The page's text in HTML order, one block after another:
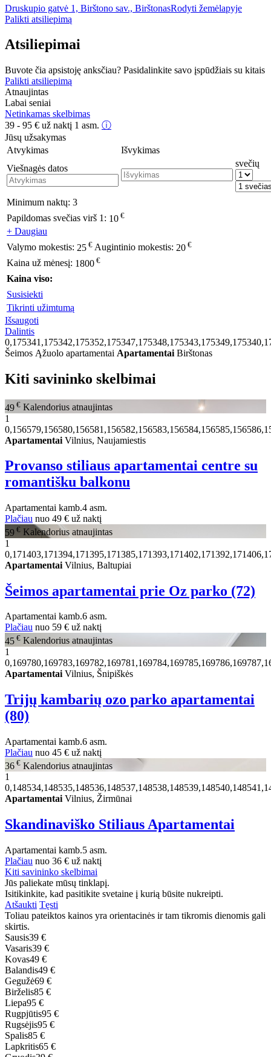
Druskupio gatvė 1, Birštono sav., BirštonasRodyti žemėlapyje
Palikti atsiliepimą
Atsiliepimai
Buvote čia apsistoję anksčiau? Pasidalinkite savo įspūdžiais su kitais
Palikti atsiliepimą
Atnaujintas
Labai seniai
Netinkamas skelbimas
39 - 95 € už naktį 1 asm. ⓘ
Jūsų užsakymas
Atvykimas
Išvykimas
Viešnagės datos
svečių
Minimum naktų: 3
Papildomas svečias virš 1: 10 €
+ Daugiau
Valymo mokestis: 25 € Augintinio mokestis: 20 €
Kaina už mėnesį: 1800 €
Kaina viso:
Susisiekti
Tikrinti užimtumą
Išsaugoti
Dalintis
Šeimos Ąžuolo apartamentai Apartamentai Birštonas
Kiti savininko skelbimai
49 € Kalendorius atnaujintas
1
Apartamentai Vilnius, Naujamiestis
Provanso stiliaus apartamentai centre su
romantišku balkonu
Apartamentai kamb.4 asm.
Plačiau nuo 49 € už naktį
59 € Kalendorius atnaujintas
1
Apartamentai Vilnius, Baltupiai
Šeimos apartamentai prie Oz parko (72)
Apartamentai kamb.6 asm.
Plačiau nuo 59 € už naktį
45 € Kalendorius atnaujintas
1
Apartamentai Vilnius, Šnipiškės
Trijų kambarių ozo parko apartamentai
(80)
Apartamentai kamb.6 asm.
Plačiau nuo 45 € už naktį
36 € Kalendorius atnaujintas
1
Apartamentai Vilnius, Žirmūnai
Skandinaviško Stiliaus Apartamentai
Apartamentai kamb.5 asm.
Plačiau nuo 36 € už naktį
Kiti savininko skelbimai
Jūs paliekate mūsų tinklapį.
Isitikinkite, kad pasitikite svetaine į kurią būsite nukreipti.
Atšaukti Tęsti
Toliau pateiktos kainos yra orientacinės ir tam tikromis dienomis gali
skirtis.
Sausis39 €
Vasaris39 €
Kovas49 €
Balandis49 €
Gegužė69 €
Birželis85 €
Liepa95 €
Rugpjūtis95 €
Rugsėjis95 €
Spalis85 €
Lapkritis65 €